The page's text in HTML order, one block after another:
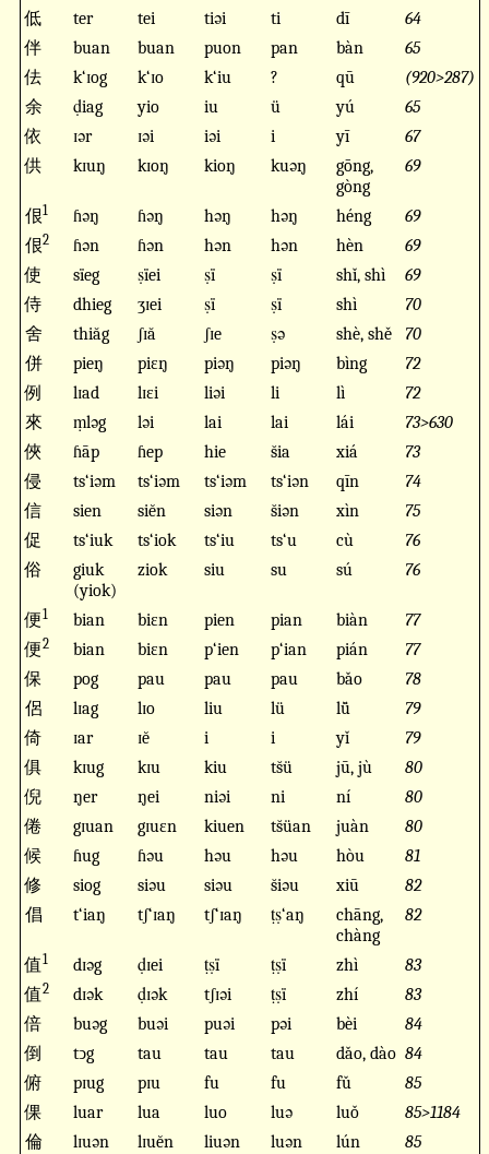
低
ter tei tiəi ti dī
64
伴
buan buan puon pan bàn
65
佉
k‘ɪog k‘ɪo k‘iu ? qū
(920>287)
余
ḍiag yio iu ü yú
65
依
ɪər ɪəi iəi i yī
67
供
kɪuŋ kɪoŋ kioŋ kuəŋ
gōng,
gòng
69
佷1 ɦəŋ ɦəŋ həŋ həŋ héng
69
佷2 ɦən ɦən hən hən hèn
69
使
sïeg ṣïei ṣï ṣï shǐ, shì
69
侍
dhieg ʒɪei ṣï ṣï shì
70
舍
thiăg ʃɪă ʃɪe ṣə shè, shě
70
併
pieŋ piɛŋ piəŋ piəŋ bìng
72
例
lɪad lɪɛi liəi li lì
72
來
ṃləg ləi lai lai lái
73>630
俠
ɦāp ɦep hie s̆ia xiá
73
侵
ts‘iəm ts‘iəm ts‘iəm ts‘iən qīn
74
信
sien siĕn siən s̆iən xìn
75
促
ts‘iuk ts‘iok ts‘iu ts‘u cù
76
俗
giuk
(yiok)
ziok siu su sú 76
便1 bian biɛn pien pian biàn
77
便2 bian biɛn p‘ien p‘ian pián
77
保
pog pau pau pau bǎo
78
侶
lɪag lɪo liu lü lǚ
79
倚
ɪar ɪĕ i i yǐ
79
俱
kɪug kɪu kiu ts̆ü jū, jù
80
倪
ŋer ŋei niəi ni ní
80
倦
gɪuan gɪuɛn kiuen ts̆üan juàn
80
候
ɦug ɦəu həu həu hòu
81
修
siog siəu siəu s̆iəu xiū
82
倡
t‘iaŋ tʃ‘ɪaŋ tʃ‘ɪaŋ ṭṣ‘aŋ
chāng,
chàng
82
值1 dɪəg ḍɪei ṭṣï ṭṣï zhì
83
值2 dɪək ḍɪək tʃɪəi ṭṣï zhí
83
倍
buəg buəi puəi pəi bèi
84
倒
tↄg tau tau tau dǎo, dào 84
俯
pɪug pɪu fu fu fǔ
85
倮
luar lua luo luə luǒ
85>1184
倫
lɪuən lɪuĕn liuən luən lún
85